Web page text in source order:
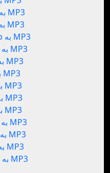
Rumble به MP3
Odysee به MP3
Bandcamp به MP3
Mixcloud به MP3
Spotify به MP3
Flickr به MP3
Ok.Ru به MP3
Weibo به MP3
Youku به MP3
Niconico به MP3
Bitchute به MP3
Rutube به MP3
Peertube به MP3